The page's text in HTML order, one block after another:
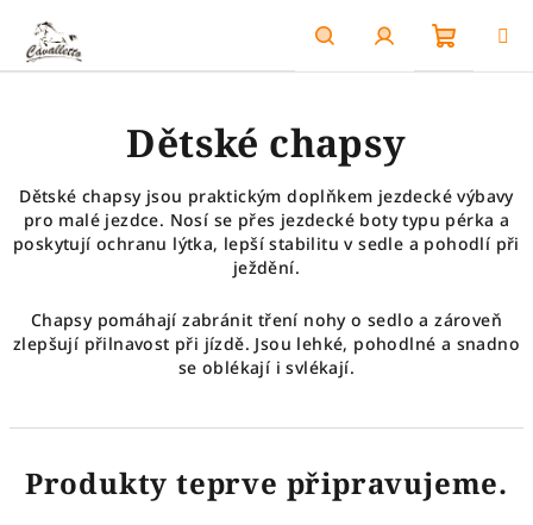
obsah
HledatPřihlášení
Dětské chapsy
Dětské chapsy jsou praktickým doplňkem jezdecké výbavy
pro malé jezdce. Nosí se přes jezdecké boty typu pérka a
poskytují ochranu lýtka, lepší stabilitu v sedle a pohodlí při
ježdění.
Chapsy pomáhají zabránit tření nohy o sedlo a zároveň
zlepšují přilnavost při jízdě. Jsou lehké, pohodlné a snadno
se oblékají i svlékají.
Produkty teprve připravujeme.